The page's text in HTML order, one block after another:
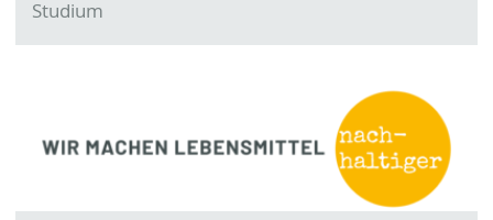
Studium